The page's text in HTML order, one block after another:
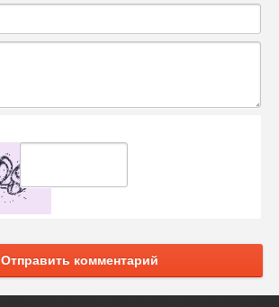
Отправить комментарий